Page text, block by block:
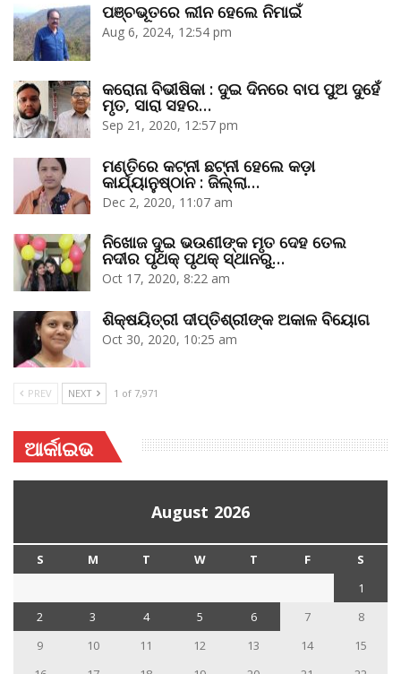
ପଞ୍ଚଭୂତରେ ଲୀନ ହେଲେ ନିମାଇଁ
Aug 6, 2024, 12:54 pm
କରୋନା ବିଭୀଷିକା : ଦୁଇ ଦିନରେ ବାପ ପୁଅ ଦୁହେଁ
ମୃତ, ସାରା ସହର…
Sep 21, 2020, 12:57 pm
ମଣ୍ତିରେ କଟ୍‌ନୀ ଛଟ୍‌ନୀ ହେଲେ କଡ଼ା
କାର୍ଯ୍ୟାନୁଷ୍ଠାନ : ଜିଲ୍ଲା…
Dec 2, 2020, 11:07 am
ନିଖୋଜ ଦୁଇ ଭଉଣୀଙ୍କ ମୃତ ଦେହ ତେଲ
ନଦୀର ପୃଥକ୍‌ ପୃଥକ୍‌ ସ୍ଥାନରୁ…
Oct 17, 2020, 8:22 am
ଶିକ୍ଷୟିତ୍ରୀ ଦୀପ୍ତିଶ୍ରୀଙ୍କ ଅକାଳ ବିୟୋଗ
Oct 30, 2020, 10:25 am
PREV NEXT 1 of 7,971
ଆର୍କାଇଭ
August 2026
S M T W T F
S
1
2
3 4 5 6 7
8
9
10 11 12 13 14
15